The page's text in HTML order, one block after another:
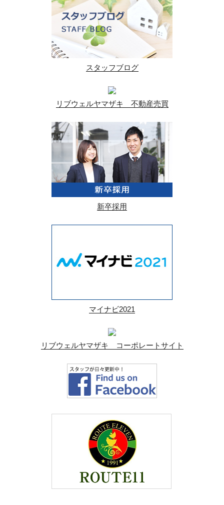
スタッフブログ
リブウェルヤマザキ 不動産売買
新卒採用
マイナビ2021
リブウェルヤマザキ コーポレートサイト